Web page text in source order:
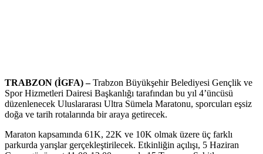
TRABZON (İGFA) –Trabzon Büyükşehir Belediyesi Gençlik ve
Spor Hizmetleri Dairesi Başkanlığı tarafından bu yıl 4’üncüsü
düzenlenecek Uluslararası Ultra Sümela Maratonu, sporcuları eşsiz
doğa ve tarih rotalarında bir araya getirecek.
Maraton kapsamında 61K, 22K ve 10K olmak üzere üç farklı
parkurda yarışlar gerçekleştirilecek. Etkinliğin açılışı, 5 Haziran